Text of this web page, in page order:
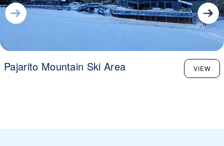
Pajarito Mountain Ski Area VIEW